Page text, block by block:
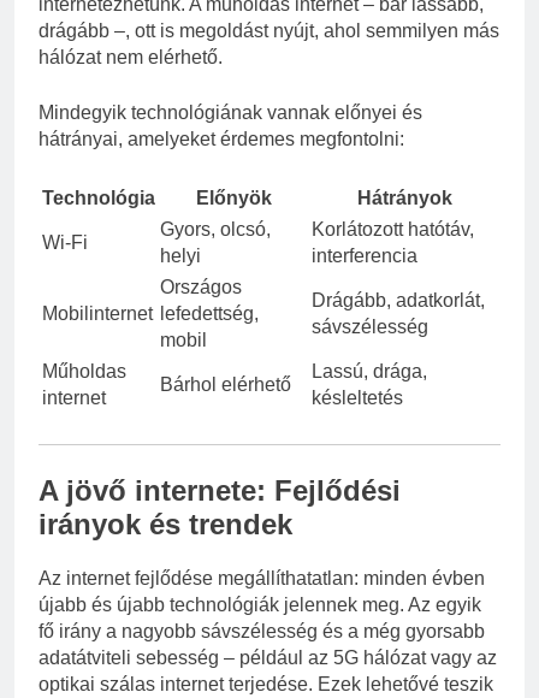
internetezhetünk. A műholdas internet – bár lassabb,
drágább –, ott is megoldást nyújt, ahol semmilyen más
hálózat nem elérhető.
Mindegyik technológiának vannak előnyei és
hátrányai, amelyeket érdemes megfontolni:
Technológia Előnyök Hátrányok
Wi-Fi
Gyors, olcsó,
helyi
Korlátozott hatótáv,
interferencia
Mobilinternet
Országos
lefedettség,
mobil
Drágább, adatkorlát,
sávszélesség
Műholdas
internet
Bárhol elérhető
Lassú, drága,
késleltetés
A jövő internete: Fejlődési
irányok és trendek
Az internet fejlődése megállíthatatlan: minden évben
újabb és újabb technológiák jelennek meg. Az egyik
fő irány a nagyobb sávszélesség és a még gyorsabb
adatátviteli sebesség – például az 5G hálózat vagy az
optikai szálas internet terjedése. Ezek lehetővé teszik